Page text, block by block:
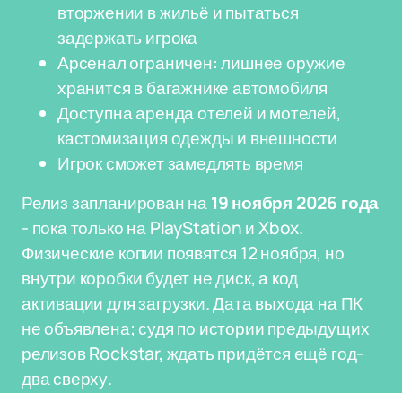
вторжении в жильё и пытаться
задержать игрока
Арсенал ограничен: лишнее оружие
хранится в багажнике автомобиля
Доступна аренда отелей и мотелей,
кастомизация одежды и внешности
Игрок сможет замедлять время
Релиз запланирован на19 ноября 2026 года
- пока только на PlayStation и Xbox.
Физические копии появятся 12 ноября, но
внутри коробки будет не диск, а код
активации для загрузки. Дата выхода на ПК
не объявлена; судя по истории предыдущих
релизов Rockstar, ждать придётся ещё год-
два сверху.